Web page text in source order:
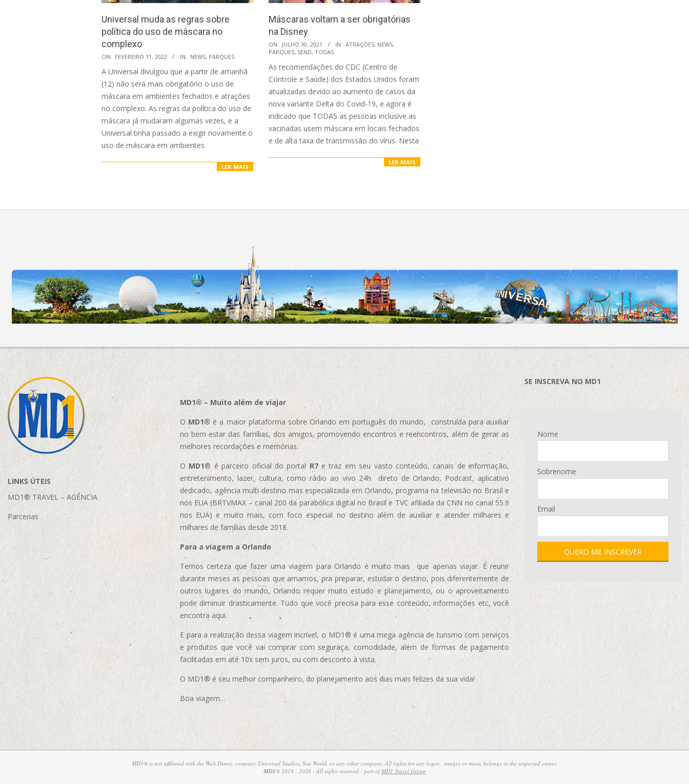
Universal muda as regras sobre
política do uso de máscara no
complexo
2022-
02-
11
ON: FEVEREIRO 11, 2022 IN: NEWS, PARQUES
A Universal divulgou que a partir de amanhã
(12) não será mais obrigatório o uso de
máscara em ambientes fechados e atrações
no complexo. As regras da política do uso de
máscara já mudaram algumas vezes, e a
Universal tinha passado a exigir novamente o
uso de máscara em ambientes
LER MAIS
Máscaras voltam a ser obrigatórias
na Disney
2021-
07-
30
ON: JULHO 30, 2021 IN: ATRAÇÕES, NEWS,
PARQUES, SEND, TODAS
As recomendações do CDC (Centro de
Controle e Saúde) dos Estados Unidos foram
atualizadas devido ao aumento de casos da
nova variante Delta do Covid-19, e agora é
indicado que TODAS as pessoas inclusive as
vacinadas usem máscara em locais fechados
e de alta taxa de transmissão do vírus. Nesta
LER MAIS
LINKS ÚTEIS
MD1® TRAVEL – AGÊNCIA
Parcerias
MD1® – Muito além de viajar
O MD1® é a maior plataforma sobre Orlando em português do mundo, construída para auxiliar
no bem estar das famílias, dos amigos, promovendo encontros e reencontros, além de gerar as
melhores recordações e memórias.
O MD1® é parceiro oficial do portal R7e traz em seu vasto conteúdo, canais de informação,
entretenimento, lazer, cultura, como rádio ao vivo 24h direto de Orlando, Podcast, aplicativo
dedicado, agência multi-destino mas especializada em Orlando, programa na televisão no Brasil e
nos EUA (BRTVMAX – canal 200 da parabólica digital no Brasil e TVC afiliada da CNN no canal 55.9
nos EUA) e muito mais, com foco especial no destino além de auxiliar e atender milhares e
milhares de famílias desde 2018.
Para a viagem a Orlando
Temos certeza que fazer uma viagem para Orlando é muito mais que apenas viajar. É reunir
durante meses as pessoas que amamos, pra preparar, estudar o destino, pois diferentemente de
outros lugares do mundo, Orlando requer muito estudo e planejamento, ou o aproveitamento
pode diminuir drasticamente. Tudo que você precisa para esse conteúdo, informações etc, você
encontra aqui.
E para a realização dessa viagem incrível, o MD1® é uma mega agência de turismo com serviços
e produtos que você vai comprar com seguraça, comodidade, além de formas de pagamento
facilitadas em até 10x sem juros, ou com desconto à vista.
O MD1® é seu melhor companheiro, do planejamento aos dias mais felizes da sua vida!
Boa viagem…
SE INSCREVA NO MD1
Nome
Sobrenome
Email
MD1® is not affiliated with the Walt Disney company Universal Studios, Sea World, or any other company. All rights for any logos , images or music belongs to the respected owner.
MD1® 2018 - 2026 - All rights reserved - part ofMD1 Travel Group